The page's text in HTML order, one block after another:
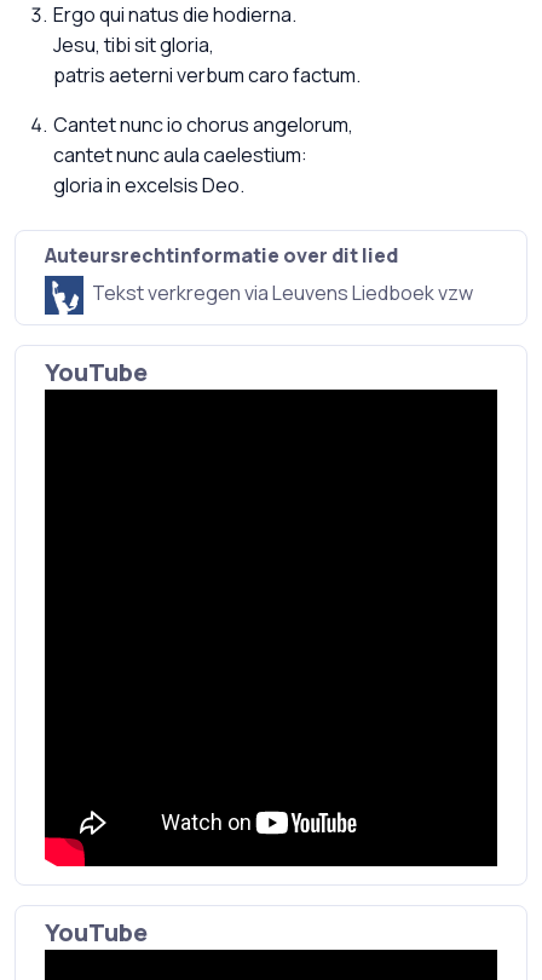
Ergo qui natus die hodierna.
Jesu, tibi sit gloria,
patris aeterni verbum caro factum.
Cantet nunc io chorus angelorum,
cantet nunc aula caelestium:
gloria in excelsis Deo.
Auteursrechtinformatie over dit lied
Tekst verkregen via Leuvens Liedboek vzw
YouTube
YouTube